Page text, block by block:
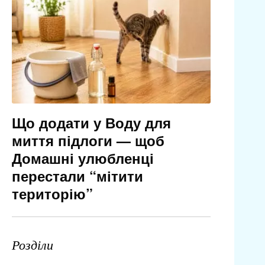
Що додати у Воду для
миття підлоги — щоб
Домашні улюбленці
перестали “мітити
територію”
Розділи